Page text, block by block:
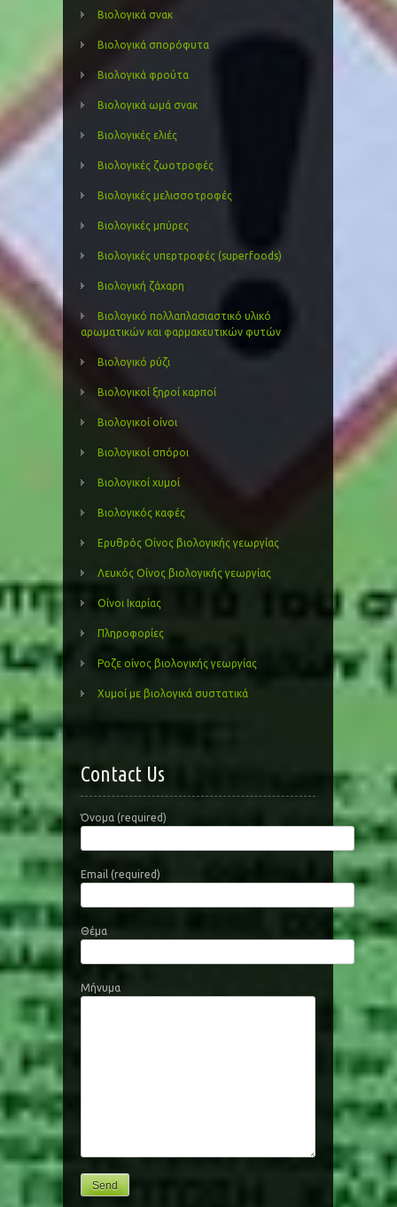
Βιολογικά σνακ
Βιολογικά σπορόφυτα
Βιολογικά φρούτα
Βιολογικά ωμά σνακ
Βιολογικές ελιές
Βιολογικές ζωοτροφές
Βιολογικές μελισσοτροφές
Βιολογικές μπύρες
Βιολογικές υπερτροφές (superfoods)
Βιολογική ζάχαρη
Βιολογικό πολλαπλασιαστικό υλικό
αρωματικών και φαρμακευτικών φυτών
Βιολογικό ρύζι
Βιολογικοί ξηροί καρποί
Βιολογικοί οίνοι
Βιολογικοί σπόροι
Βιολογικοί χυμοί
Βιολογικός καφές
Ερυθρός Οίνος βιολογικής γεωργίας
Λευκός Οίνος βιολογικής γεωργίας
Οίνοι Ικαρίας
Πληροφορίες
Ροζε οίνος βιολογικής γεωργίας
Χυμοί με βιολογικά συστατικά
Contact Us
Όνομα (required)
Email (required)
Θέμα
Μήνυμα